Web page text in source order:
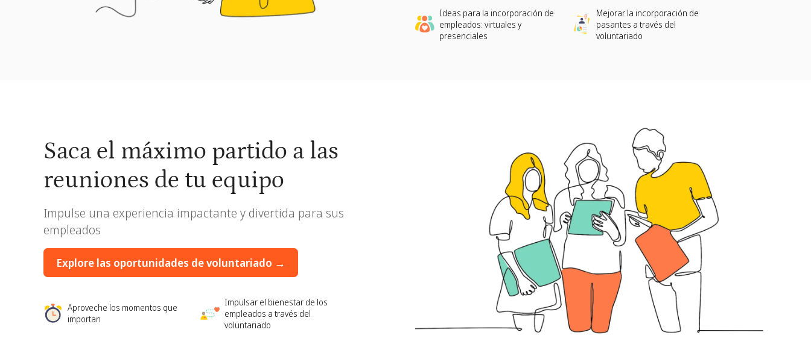
Ideas para la incorporación de
empleados: virtuales y
presenciales
Mejorar la incorporación de
pasantes a través del
voluntariado
Saca el máximo partido a las
reuniones de tu equipo
Impulse una experiencia impactante y divertida para sus
empleados
Explore las oportunidades de voluntariado →
Aproveche los momentos que
importan
Impulsar el bienestar de los
empleados a través del
voluntariado